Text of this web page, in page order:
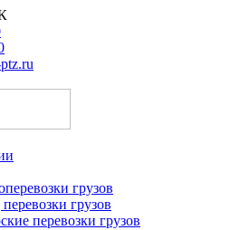
грузов
грузов
перевозки грузов